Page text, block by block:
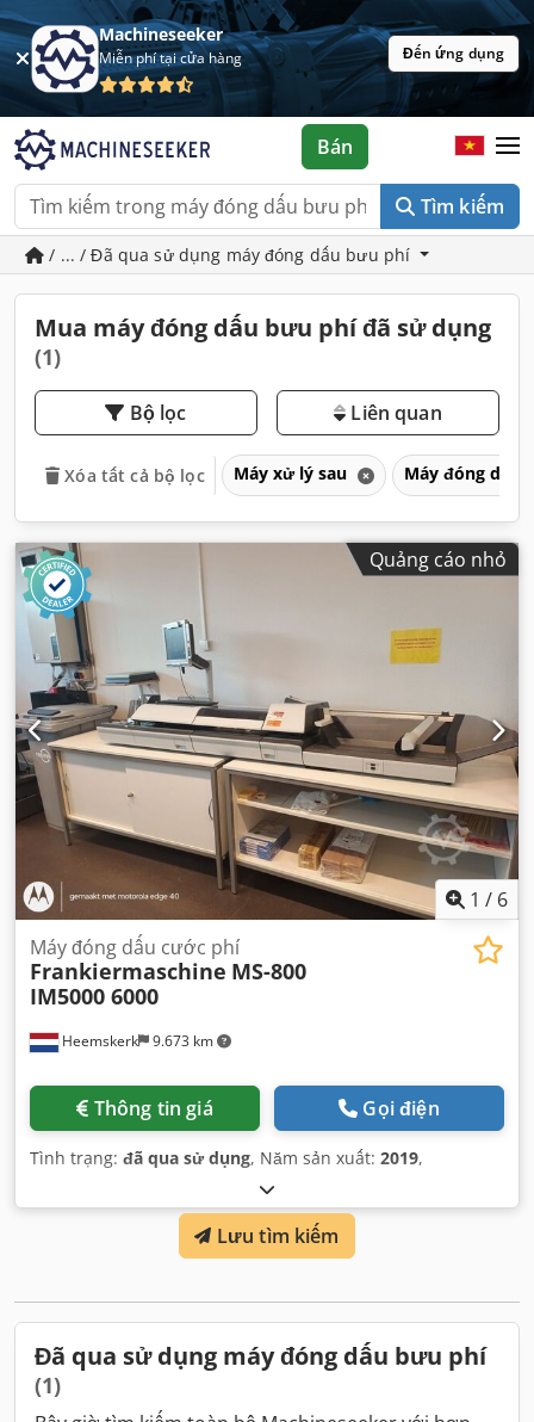
Machineseeker
Miễn phí tại cửa hàng Đến ứng dụng
Tìm kiếm
Bán
/ ... / Đã qua sử dụng máy đóng dấu bưu phí
Mua máy đóng dấu bưu phí đã sử dụng
(1)
Bộ lọc Liên quan
Xóa tất cả bộ lọc Máy xử lý sau Máy đóng dấu
Quảng cáo nhỏ
1 / 6
Heemskerk 9.673 km
Máy đóng dấu cước phí
Frankiermaschine MS-800
IM5000 6000
Thông tin giá Gọi điện
Tình trạng: đã qua sử dụng, Năm sản xuất: 2019,
Lưu tìm kiếm
Đã qua sử dụng máy đóng dấu bưu phí
(1)